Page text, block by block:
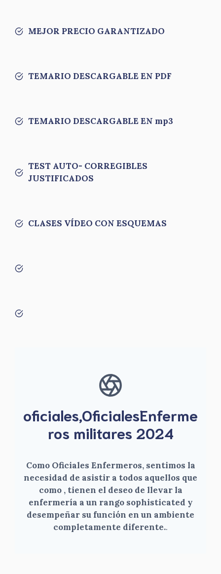
MEJOR PRECIO GARANTIZADO
TEMARIO DESCARGABLE EN PDF
TEMARIO DESCARGABLE EN mp3
TEST AUTO- CORREGIBLES
JUSTIFICADOS
CLASES VÍDEO CON ESQUEMAS
oficiales,OficialesEnferme
ros militares 2024
Como Oficiales Enfermeros, sentimos la
necesidad de asistir a todos aquellos que
como , tienen el deseo de llevar la
enfermería a un rango sophisticated y
desempeñar su función en un ambiente
completamente diferente..